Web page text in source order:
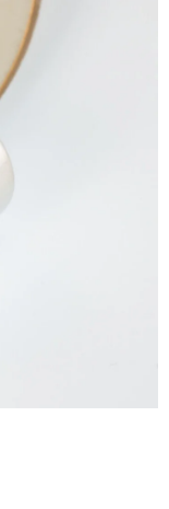
osobowych